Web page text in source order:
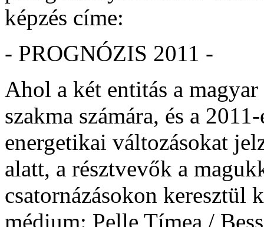
képzés címe:
- PROGNÓZIS 2011 -
Ahol a két entitás a
szakma számára, és a
energetikai változásokat
alatt, a résztvevők a
csatornázásokon keresztül
médium: Pelle Tímea /